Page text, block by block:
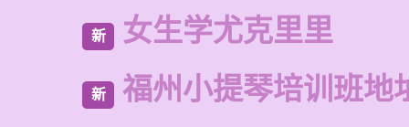
新 女生学尤克里里
新 福州小提琴培训班地